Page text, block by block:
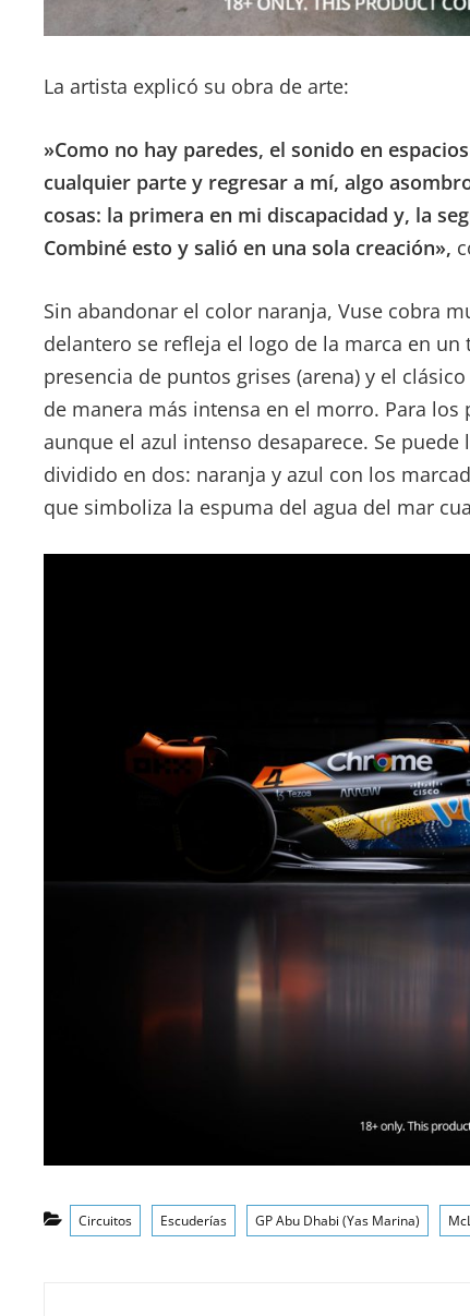
La artista explicó su obra de arte:
»Como no hay paredes, el sonido en
cualquier parte y regresar a mí, algo
cosas: la primera en mi discapacidad y, la
Combiné esto y salió en una sola creación»,
Sin abandonar el color naranja, Vuse cobra
delantero se refleja el logo de la marca en
presencia de puntos grises (arena) y el
de manera más intensa en el morro. Para
aunque el azul intenso desaparece. Se
dividido en dos: naranja y azul con los
que simboliza la espuma del agua del mar
Categorías
Circuitos Escuderías GP Abu Dhabi (Yas Marina)